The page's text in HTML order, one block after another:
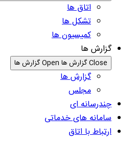
اتاق ها
تشکل ها
کمیسیون ها
گزارش ها
Close گزارش ها Open گزارش ها
گزارش ها
مجلس
چندرسانه ای
سامانه های خدماتی
ارتباط با اتاق